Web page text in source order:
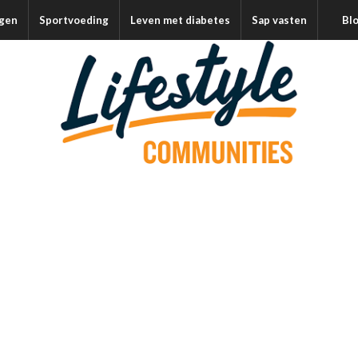
Sportvoeding Leven met diabetes Sap vasten